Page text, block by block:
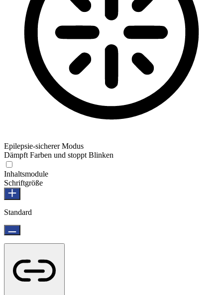
Epilepsie-sicherer Modus
Dämpft Farben und stoppt Blinken
Inhaltsmodule
Schriftgröße
Standard